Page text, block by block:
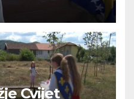
Cvijet